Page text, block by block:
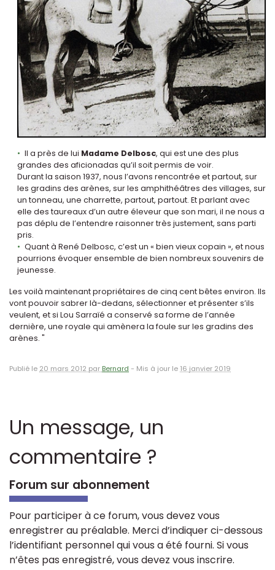
Il a près de lui Madame Delbosc, qui est une des plus
grandes des aficionadas qu’il soit permis de voir.
Durant la saison 1937, nous l’avons rencontrée et partout, sur
les gradins des arènes, sur les amphithéâtres des villages, sur
un tonneau, une charrette, partout, partout. Et parlant avec
elle des taureaux d’un autre éleveur que son mari, il ne nous a
pas déplu de l’entendre raisonner très justement, sans parti
pris.
Quant à René Delbosc, c’est un « bien vieux copain », et nous
pourrions évoquer ensemble de bien nombreux souvenirs de
jeunesse.
Les voilà maintenant propriétaires de cinq cent bêtes environ. Ils
vont pouvoir sabrer là-dedans, sélectionner et présenter s’ils
veulent, et si Lou Sarraïé a conservé sa forme de l’année
dernière, une royale qui amènera la foule sur les gradins des
arènes. "
Publié le 20 mars 2012 par Bernard - Mis à jour le 16 janvier 2019
Un message, un
commentaire ?
Forum sur abonnement
Pour participer à ce forum, vous devez vous
enregistrer au préalable. Merci d’indiquer ci-dessous
l’identifiant personnel qui vous a été fourni. Si vous
n’êtes pas enregistré, vous devez vous inscrire.